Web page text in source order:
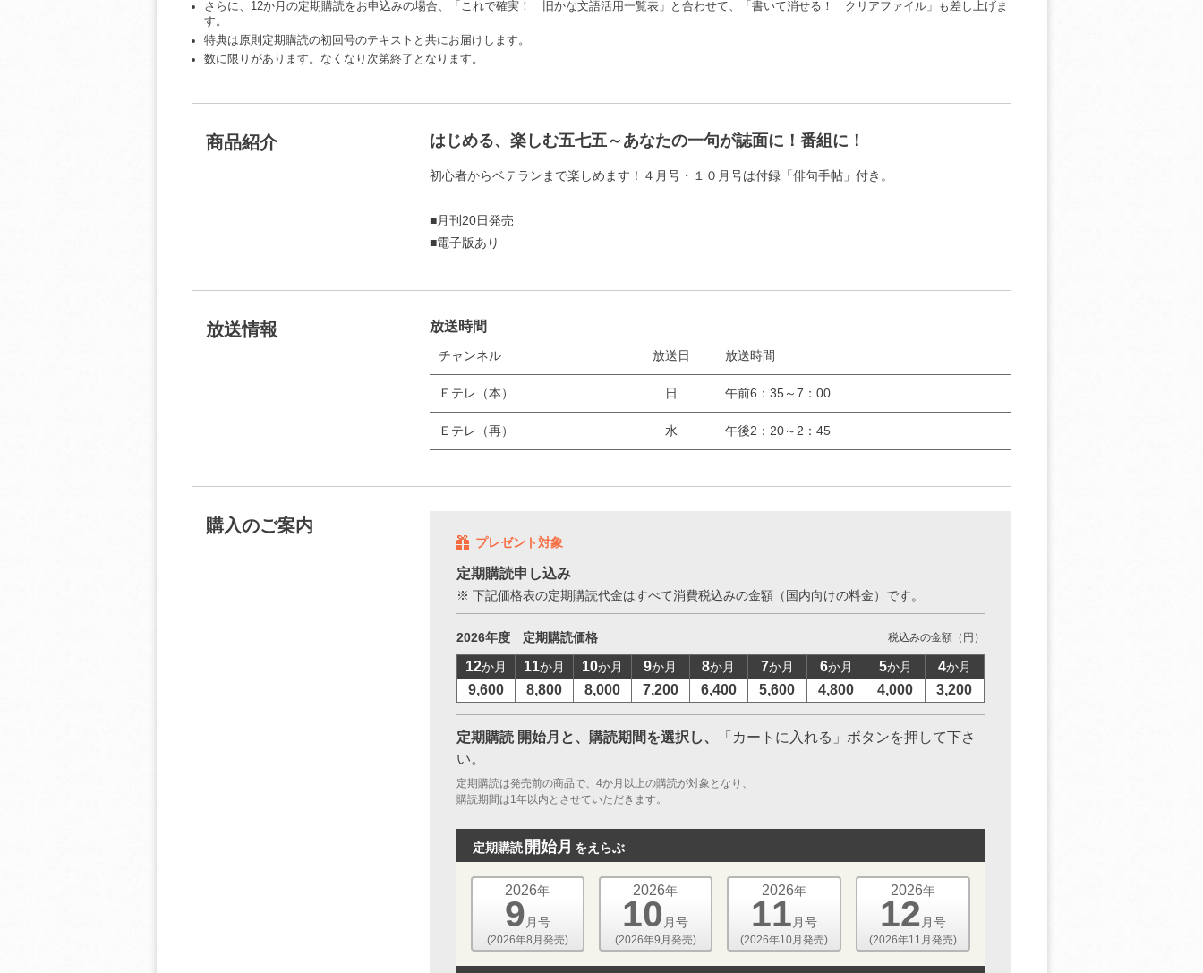
他にも商品を買う
さらに、12か月の定期購読をお申込みの場合、「これで確実！ 旧かな文語活用一覧表」と合わせて、「書いて消せる！ クリアファイル」も差し上げま
す。
特典は原則定期購読の初回号のテキストと共にお届けします。
数に限りがあります。なくなり次第終了となります。
商品紹介 はじめる、楽しむ五七五～あなたの一句が誌面に！番組に！
初心者からベテランまで楽しめます！４月号・１０月号は付録「俳句手帖」付き。
■月刊20日発売
■電子版あり
放送情報 放送時間
チャンネル 放送日 放送時間
Ｅテレ（本） 日 午前6：35～7：00
Ｅテレ（再） 水 午後2：20～2：45
購入のご案内
プレゼント対象
定期購読申し込み
※ 下記価格表の定期購読代金はすべて消費税込みの金額（国内向けの料金）です。
2026年度 定期購読価格 税込みの金額（円）
12か月
9,600
11か月
8,800
10か月
8,000
9か月
7,200
8か月
6,400
7か月
5,600
6か月
4,800
5か月
4,000
4か月
3,200
定期購読 開始月と、購読期間を選択し、
「カートに入れる」ボタンを押して下さ
い。
定期購読は発売前の商品で、4か月以上の購読が対象となり、
購読期間は1年以内とさせていただきます。
定期購読 開始月 をえらぶ
2026年
9 月号
(2026年8月発売)
2026年
10 月号
(2026年9月発売)
2026年
11 月号
(2026年10月発売)
2026年
12 月号
(2026年11月発売)